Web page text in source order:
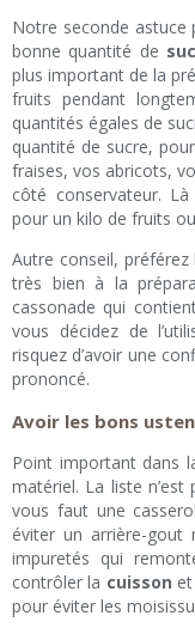
Notre seconde
bonne quantité de
plus important de la
fruits pendant
quantités égales de
quantité de sucre,
fraises, vos abricots,
côté conservateur.
pour un kilo de fruits
Autre conseil,
très bien à la
cassonade qui
vous décidez de
risquez d’avoir une
prononcé.
Avoir les bons
Point important dans
matériel. La liste
vous faut une
éviter un arrière-gout
impuretés qui
contrôler la cuisson
pour éviter les